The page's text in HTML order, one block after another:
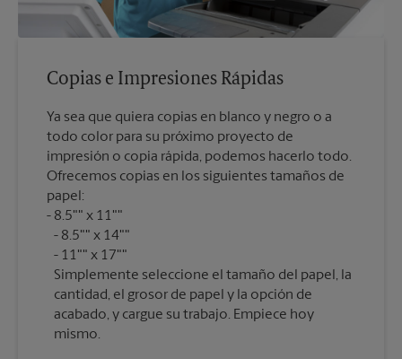
Copias e Impresiones Rápidas
Ya sea que quiera copias en blanco y negro o a
todo color para su próximo proyecto de
impresión o copia rápida, podemos hacerlo todo.
Ofrecemos copias en los siguientes tamaños de
papel:
8.5"" x 11""
8.5"" x 14""
11"" x 17""
Simplemente seleccione el tamaño del papel, la
cantidad, el grosor de papel y la opción de
acabado, y cargue su trabajo. Empiece hoy
mismo.